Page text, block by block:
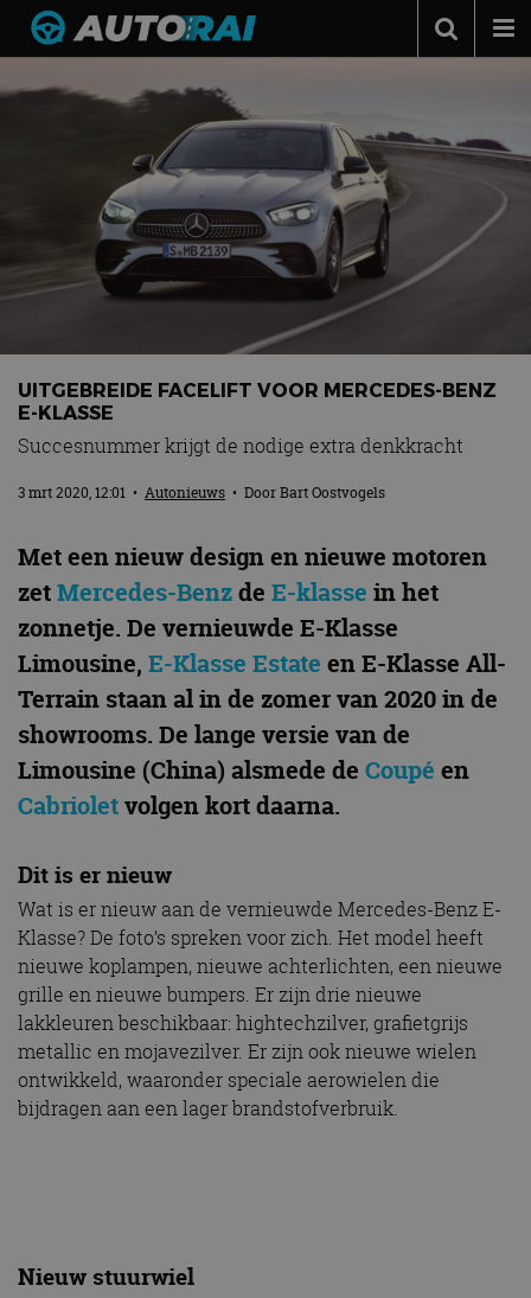
Automerken
Adverteren
MotorRAI.nl
UITGEBREIDE FACELIFT VOOR MERCEDES-BENZ
E-KLASSE
Succesnummer krijgt de nodige extra denkkracht
3 mrt 2020, 12:01 • Autonieuws • DoorBart Oostvogels
Met een nieuw design en nieuwe motoren
zetMercedes-Benzde E-klasse in het
zonnetje. De vernieuwde E-Klasse
Limousine, E-Klasse Estate en E-Klasse All-
Terrain staan al in de zomer van 2020 in de
showrooms. De lange versie van de
Limousine (China) alsmede de Coupé en
Cabrioletvolgen kort daarna.
Dit is er nieuw
Wat is er nieuw aan de vernieuwde Mercedes-Benz E-
Klasse? De foto’s spreken voor zich. Het model heeft
nieuwe koplampen, nieuwe achterlichten, een nieuwe
grille en nieuwe bumpers. Er zijn drie nieuwe
lakkleuren beschikbaar: hightechzilver, grafietgrijs
metallic en mojavezilver. Er zijn ook nieuwe wielen
ontwikkeld, waaronder speciale aerowielen die
bijdragen aan een lager brandstofverbruik.
Nieuw stuurwiel